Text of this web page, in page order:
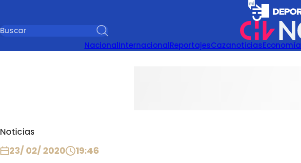
NacionalInternacionalReportajesCazanoticiasEconomía
Noticias
23/ 02/ 2020 19:46